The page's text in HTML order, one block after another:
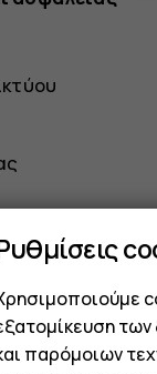
κάδου
και τον
παρόμοιων